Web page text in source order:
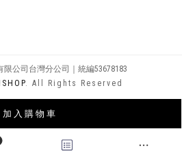
加 入 購 物 車
公司台灣分公司｜統編53678183
. All Rights Reserved